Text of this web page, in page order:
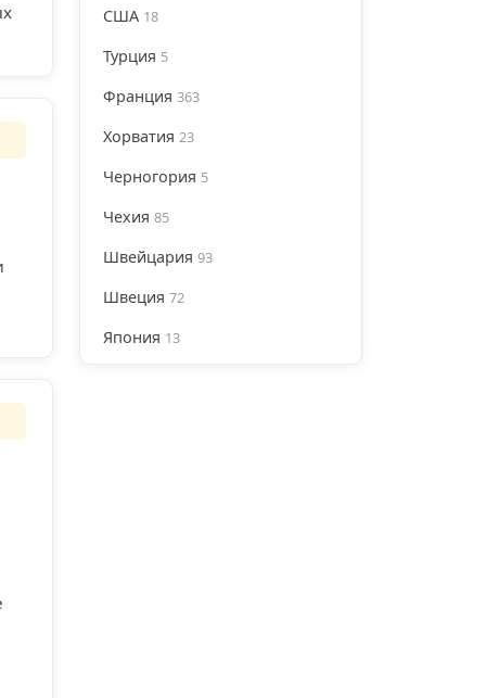
США 18
Турция 5
Франция 363
Хорватия 23
Черногория 5
Чехия 85
Швейцария 93
Швеция 72
Япония 13